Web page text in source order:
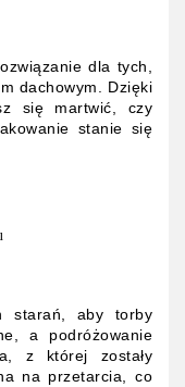
dla tych,
dachowym. Dzięki
się martwić, czy
stanie się
starań, aby torby
a podróżowanie
z której zostały
na przetarcia, co